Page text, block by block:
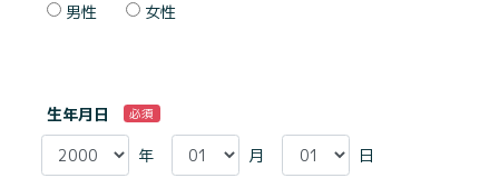
男性 女性
生年月日 必須
年 月 日